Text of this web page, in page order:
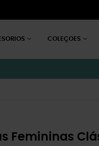
COLEÇOES
Femininas